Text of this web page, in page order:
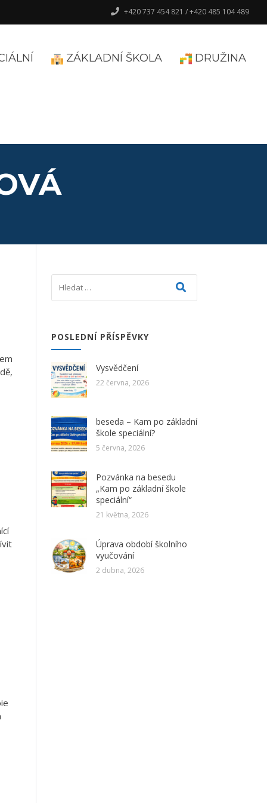
+420 737 454 821 / +420 485 104 489
ZÁKLADNÍ ŠKOLA DRUŽINA
POSLEDNÍ PŘÍSPĚVKY
Vysvědčení
22 června, 2026
beseda – Kam po základní
škole speciální?
5 června, 2026
Pozvánka na besedu
„Kam po základní škole
speciální“
21 května, 2026
Úprava období školního
vyučování
2 dubna, 2026